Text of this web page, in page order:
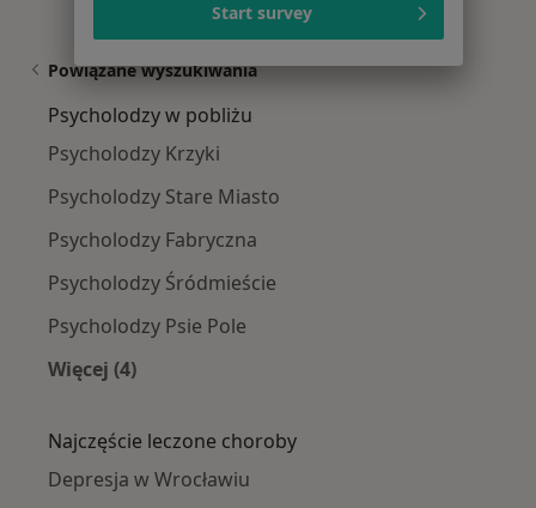
Powiązane wyszukiwania
Psycholodzy w pobliżu
Psycholodzy Krzyki
Psycholodzy Stare Miasto
Psycholodzy Fabryczna
Psycholodzy Śródmieście
Psycholodzy Psie Pole
Więcej (4)
Najczęście leczone choroby
Depresja w Wrocławiu
Start survey